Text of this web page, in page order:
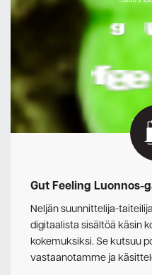
Gut Feeling Luonnos-
Neljän suunnittelija-
digitaalista sisältöä käsin
kokemuksiksi. Se kutsuu
vastaanotamme ja